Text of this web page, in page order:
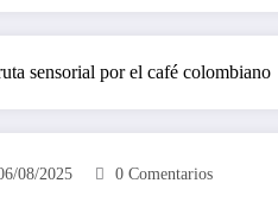
sensorial por el café colombiano
08/2025 0 Comentarios